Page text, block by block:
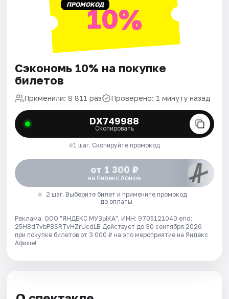
ПРОМОКОД10%
Сэкономь 10% на покупке
билетов
Применили: 8 811 раз Проверено: 1 минуту назад
DX749988
Скопировать
1 шаг. Скопируйте промокод
от 1 300 ₽
на Яндекс Афише
2 шаг. Выберите билет и примените промокод
до оплаты
Реклама. ООО "ЯНДЕКС МУЗЫКА", ИНН: 9705121040 erid:
25H8d7vbP8SRTvHZrUcdLB Действует до 30 сентября 2026
при покупке билетов от 3 000 ₽ на это мероприятие на Яндекс
Афише!